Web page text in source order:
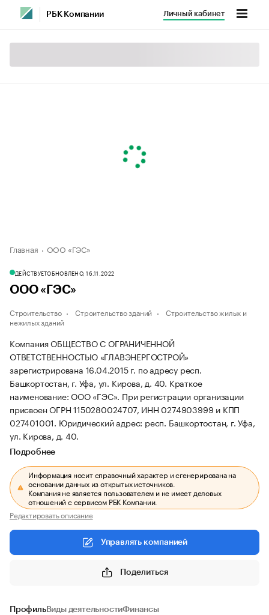
РБК Компании Личный кабинет
Главная ООО «ГЭС»
ДЕЙСТВУЕТОБНОВЛЕНО, 16.11.2022
ООО «ГЭС»
Строительство Строительство зданий
Строительство жилых и
нежилых зданий
Компания ОБЩЕСТВО С ОГРАНИЧЕННОЙ
ОТВЕТСТВЕННОСТЬЮ «ГЛАВЭНЕРГОСТРОЙ»
зарегистрирована 16.04.2015 г. по адресу респ.
Башкортостан, г. Уфа, ул. Кирова, д. 40. Краткое
наименование: ООО «ГЭС». При регистрации организации
присвоен ОГРН 1150280024707, ИНН 0274903999 и КПП
027401001. Юридический адрес: респ. Башкортостан, г. Уфа,
ул. Кирова, д. 40.
Подробнее
Информация носит справочный характер и сгенерирована на
основании данных из открытых источников.
Компания не является пользователем и не имеет деловых
отношений с сервисом РБК Компании.
Редактировать описание
Управлять компанией
Поделиться
ПрофильВиды деятельностиФинансы